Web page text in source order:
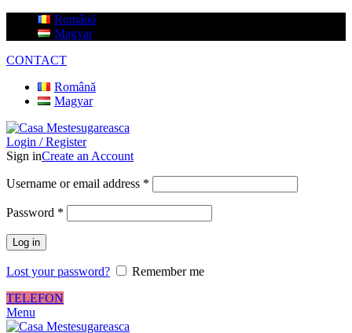
Română
Magyar
CONTACT
Română
Magyar
Login / Register
Sign inCreate an Account
Username or email address *
Password *
Log in
Lost your password?
Remember me
TELEFON
Menu